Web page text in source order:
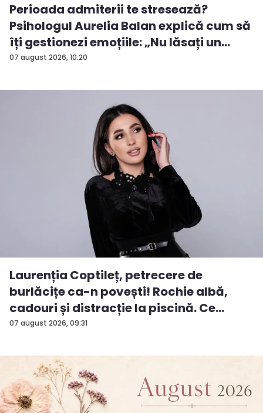
07 august 2026, 10:20
Perioada admiterii te stresează?
Psihologul Aurelia Balan explică cum să
îți gestionezi emoțiile: „Nu lăsați un
rezu...
07 august 2026, 09:31
Laurenția Coptileț, petrecere de
burlăcițe ca-n povești! Rochie albă,
cadouri și distracție la piscină. Ce
surp...